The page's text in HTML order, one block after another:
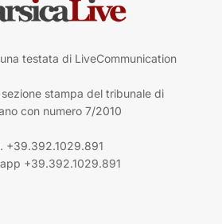
testata di LiveCommunication
stampa del tribunale di
con numero 7/2010
+39.392.1029.891
+39.392.1029.891